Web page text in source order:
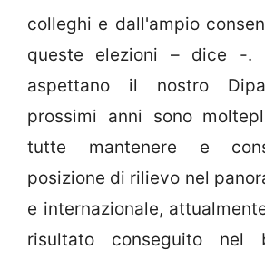
colleghi e dall'ampio
queste elezioni – dice -.
aspettano il nostro
prossimi anni sono
tutte mantenere e
posizione di rilievo nel
e internazionale,
risultato conseguito